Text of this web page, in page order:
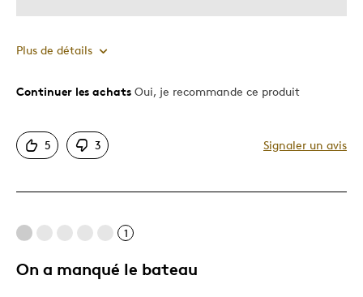
Plus de détails
Le pour
Très bonne qualité
Dispendieux
Les meilleures utilisations
Continuer les achats Oui, je recommande ce produit
5 3 Signaler un avis
1
On a manqué le bateau